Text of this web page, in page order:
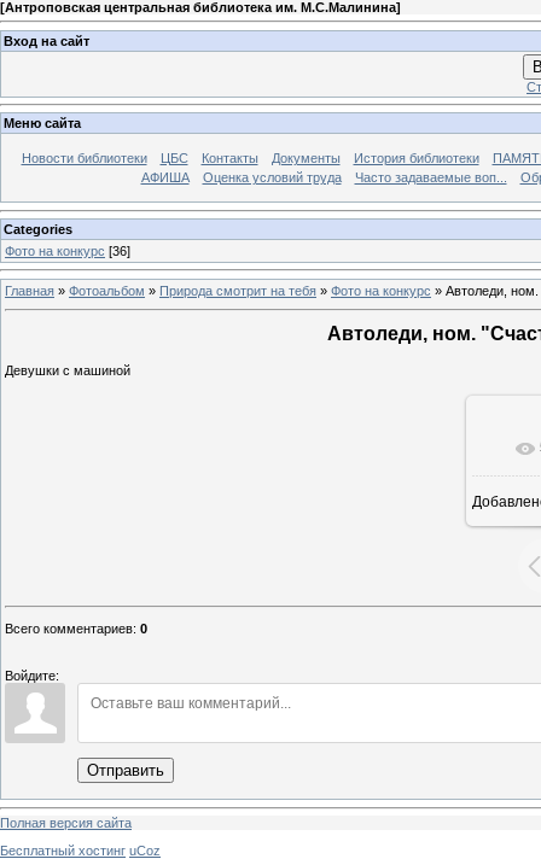
[Антроповская центральная библиотека им. М.С.Малинина]
Вход на сайт
Меню сайта
Новости библиотеки ЦБС Контакты Документы История библиотеки
АФИША
Оценка условий труда Часто задаваемые воп...
Categories
Фото на конкурс [36]
Главная » Фотоальбом » Природа смотрит на тебя » Фото на конкурс » Автоледи,
Автоледи, ном.
Девушки с машиной
Всего комментариев: 0
Войдите:
Отправить
Полная версия сайта
Бесплатный хостинг uCoz